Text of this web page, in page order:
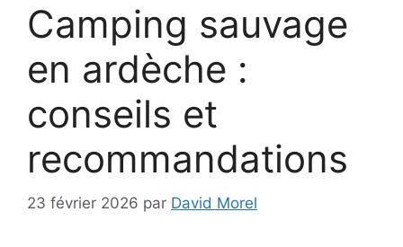
Camping sauvage
en ardèche :
conseils et
recommandations
23 février 2026 par David Morel